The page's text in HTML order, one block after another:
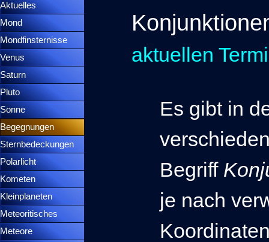
Aktuelles
Mond
Mondfinsternisse
Venus
Saturn
Pluto
Sonne
Begegnungen
Sternbedeckungen
Polarlicht
Kometen
Kleinplaneten
Meteoritisches
Meteore
aktuellen
Es gibt in
Begriff
je nach